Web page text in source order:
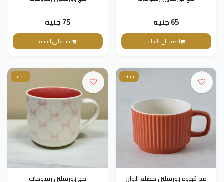
65 جنيه
اضف الى السلة
75 جنيه
اضف الى السلة
جديد
مج قهوه بورسلين مضلع الوان
جديد
مج بورسلين رسومات